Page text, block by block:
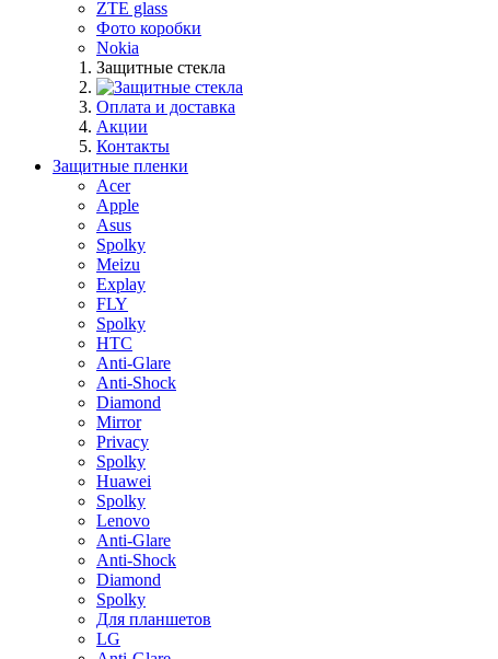
ZTE glass
Фото коробки
Nokia
Защитные стекла
Оплата и доставка
Акции
Контакты
Защитные пленки
Acer
Apple
Asus
Spolky
Meizu
Explay
FLY
Spolky
HTC
Anti-Glare
Anti-Shock
Diamond
Mirror
Privacy
Spolky
Huawei
Spolky
Lenovo
Anti-Glare
Anti-Shock
Diamond
Spolky
Для планшетов
LG